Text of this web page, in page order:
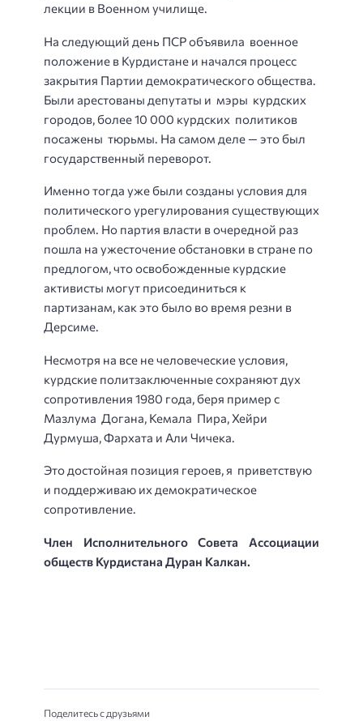
лекции в Военном училище.
На следующий день ПСР объявила военное
положение в Курдистане и начался процесс
закрытия Партии демократического общества.
Были арестованы депутаты и мэры курдских
городов, более 10 000 курдских политиков
посажены тюрьмы. На самом деле — это был
государственный переворот.
Именно тогда уже были созданы условия для
политического урегулирования существующих
проблем. Но партия власти в очередной раз
пошла на ужесточение обстановки в стране по
предлогом, что освобожденные курдские
активисты могут присоединиться к
партизанам, как это было во время резни в
Дерсиме.
Несмотря на все не человеческие условия,
курдские политзаключенные сохраняют дух
сопротивления 1980 года, беря пример с
Мазлума Догана, Кемала Пира, Хейри
Дурмуша, Фархата и Али Чичека.
Это достойная позиция героев, я приветствую
и поддерживаю их демократическое
сопротивление.
Член Исполнительного Совета Ассоциации
обществ Курдистана Дуран Калкан.
Поделитесь с друзьями